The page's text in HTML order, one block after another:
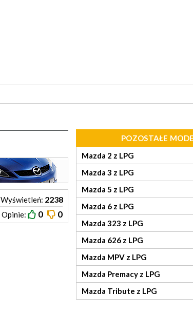
Opinie: 0 0
Wyświetleń: 2238
POZOSTAŁE
Mazda 2 z LPG
Mazda 3 z LPG
Mazda 5 z LPG
Mazda 6 z LPG
Mazda 323 z LPG
Mazda 626 z LPG
Mazda MPV z LPG
Mazda Premacy z LPG
Mazda Tribute z LPG